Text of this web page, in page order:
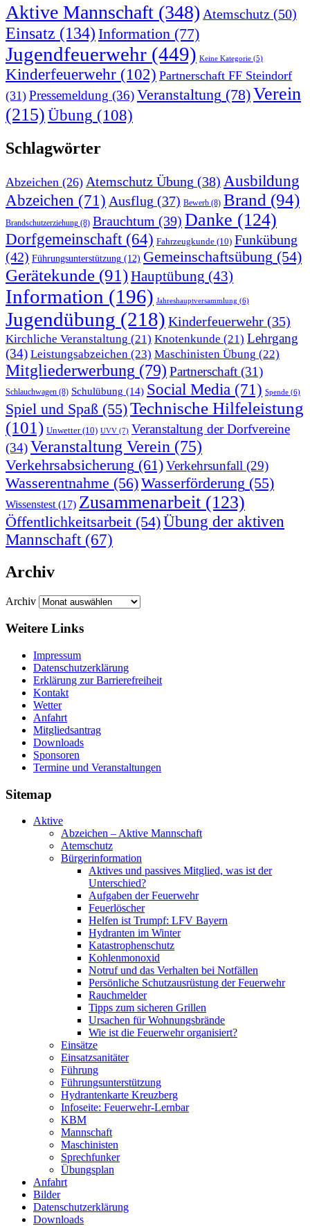
Aktive Mannschaft (348) Atemschutz (50)
Einsatz (134) Information (77)
Jugendfeuerwehr (449) Keine Kategorie (5)
Kinderfeuerwehr (102) Partnerschaft FF Steindorf
(31) Pressemeldung (36)Veranstaltung (78)Verein
(215)Übung (108)
Schlagwörter
Abzeichen (26) Atemschutz Übung (38) Ausbildung
Abzeichen (71) Ausflug (37) Bewerb (8) Brand (94)
Brandschutzerziehung (8) Brauchtum (39) Danke (124)
Dorfgemeinschaft (64) Fahrzeugkunde (10) Funkübung
(42) Führungsunterstützung (12) Gemeinschaftsübung (54)
Gerätekunde (91)Hauptübung (43)
Information (196) Jahreshauptversammlung (6)
Jugendübung (218) Kinderfeuerwehr (35)
Kirchliche Veranstaltung (21) Knotenkunde (21) Lehrgang
(34) Leistungsabzeichen (23) Maschinisten Übung (22)
Mitgliederwerbung (79) Partnerschaft (31)
Schlauchwagen (8) Schulübung (14) Social Media (71) Spende (6)
Spiel und Spaß (55)Technische Hilfeleistung
(101) Unwetter(10) UVV (7) Veranstaltung der Dorfvereine
(34)Veranstaltung Verein (75)
Verkehrsabsicherung (61)Verkehrsunfall (29)
Wasserentnahme (56)Wasserförderung (55)
Wissenstest (17) Zusammenarbeit (123)
Öffentlichkeitsarbeit (54)Übung der aktiven
Mannschaft (67)
Archiv
Archiv
Weitere Links
Impressum
Datenschutzerklärung
Erklärung zur Barriere­frei­heit
Kontakt
Wetter
Anfahrt
Mitgliedsantrag
Downloads
Sponsoren
Termine und Veranstaltungen
Sitemap
Aktive
Abzeichen – Aktive Mannschaft
Atemschutz
Bürgerinformation
Aktives und passives Mitglied, was ist der
Unterschied?
Aufgaben der Feuerwehr
Feuerlöscher
Helfen ist Trumpf: LFV Bayern
Hydranten im Winter
Katastrophenschutz
Kohlenmonoxid
Notruf und das Verhalten bei Notfällen
Persönliche Schutzausrüstung der Feuerwehr
Rauchmelder
Tipps zum sicheren Grillen
Ursachen für Wohnungsbrände
Wie ist die Feuerwehr organisiert?
Einsätze
Einsatzsanitäter
Führung
Führungsunterstützung
Hydrantenkarte Kreuzberg
Infoseite: Feuerwehr-Lernbar
KBM
Mannschaft
Maschinisten
Sprechfunker
Übungsplan
Anfahrt
Bilder
Datenschutzerklärung
Downloads